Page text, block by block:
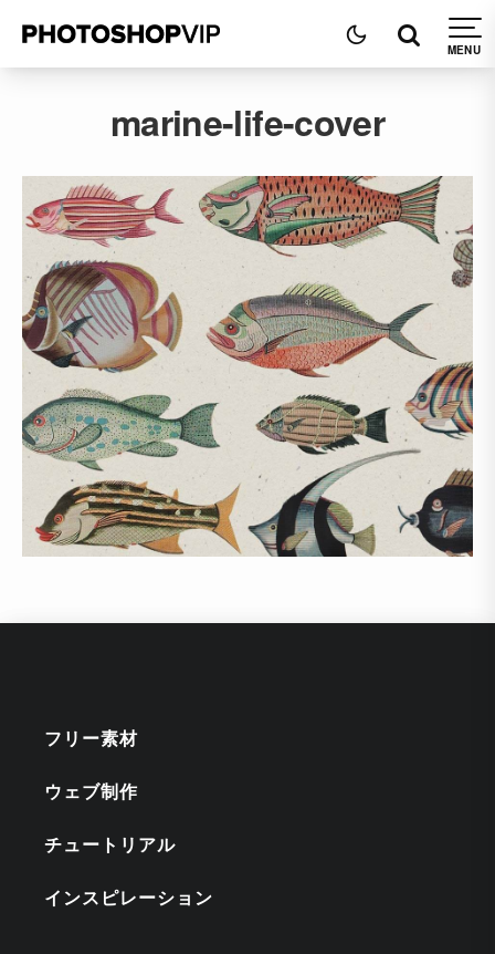
marine-life-cover
フリー素材
ウェブ制作
チュートリアル
インスピレーション